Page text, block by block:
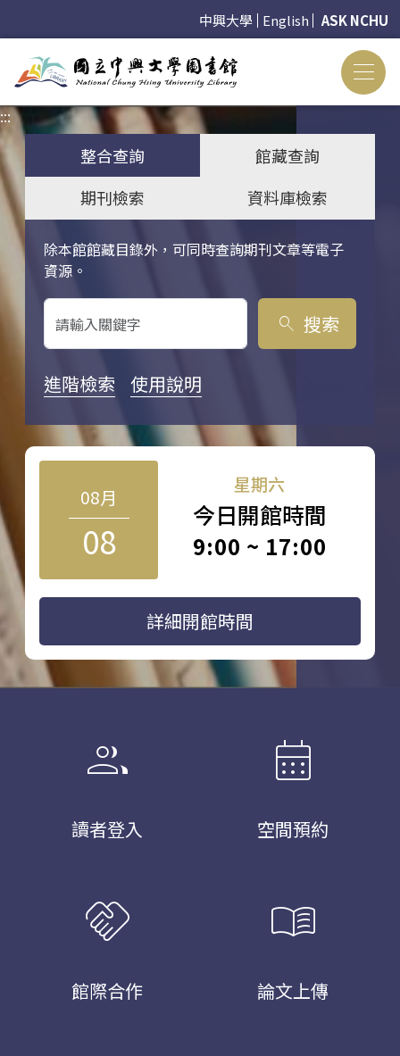
中興大學 English ASK NCHU
:::
整合查詢
館藏查詢
期刊檢索
資料庫檢索
除本館館藏目錄外，可同時查詢期刊文章等電子
資源。
關鍵字搜尋
search 搜索
進階檢索 使用說明
08月
08
星期六
今日開館時間
9:00 ~ 17:00
詳細開館時間
group
讀者登入
calendar_month
空間預約
handshake
館際合作
menu_book
論文上傳